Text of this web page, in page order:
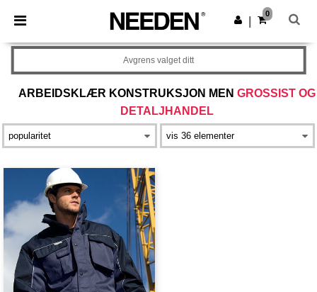
× Needen-app
Bedre priser i appen!
Last ned app
0
ARBEIDSKLÆR KONSTRUKSJON MEN GROSSIST OG
DETALJHANDEL
Avgrens valget ditt